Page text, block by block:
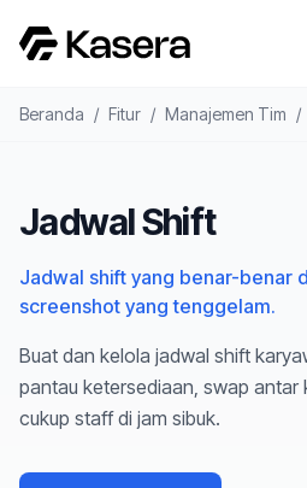
Beranda / Fitur / Manajemen Tim /
Jadwal Shift
Jadwal shift yang benar-benar
screenshot yang tenggelam.
Buat dan kelola jadwal shift
pantau ketersediaan, swap antar
cukup staff di jam sibuk.